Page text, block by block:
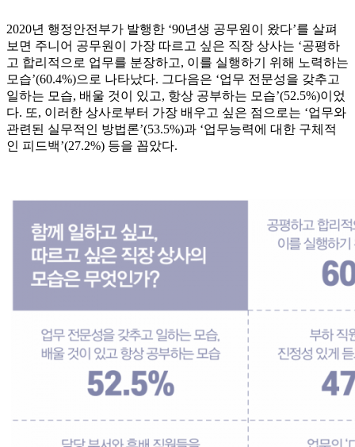
2020년 행정안전부가 발행한 ‘90년생 공무원이 왔다’를 살펴
보면 주니어 공무원이 가장 따르고 싶은 직장 상사는 ‘공평하
고 합리적으로 업무를 분장하고, 이를 실행하기 위해 노력하는
모습’(60.4%)으로 나타났다. 그다음은 ‘업무 전문성을 갖추고
일하는 모습, 배울 것이 있고, 항상 공부하는 모습’(52.5%)이었
다. 또, 이러한 상사로부터 가장 배우고 싶은 점으로는 ‘업무와
관련된 실무적인 방법론’(53.5%)과 ‘업무능력에 대한 구체적
인 피드백’(27.2%) 등을 꼽았다.